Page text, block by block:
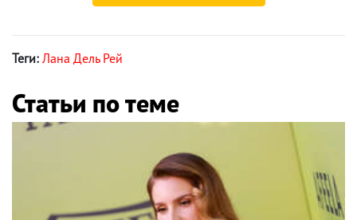
Теги: Лана Дель Рей
Статьи по теме